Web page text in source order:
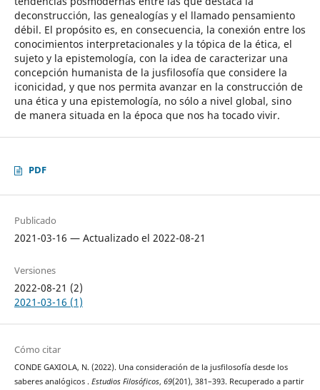
deconstrucción, las genealogías y el llamado pensamiento
débil. El propósito es, en consecuencia, la conexión entre los
conocimientos interpretacionales y la tópica de la ética, el
sujeto y la epistemología, con la idea de caracterizar una
concepción humanista de la jusfilosofía que considere la
iconicidad, y que nos permita avanzar en la construcción de
una ética y una epistemología, no sólo a nivel global, sino
de manera situada en la época que nos ha tocado vivir.
PDF
Publicado
2021-03-16 — Actualizado el 2022-08-21
Versiones
2022-08-21 (2)
2021-03-16 (1)
Cómo citar
CONDE GAXIOLA, N. (2022). Una consideración de la jusfilosofía desde los
saberes analógicos . Estudios Filosóficos, 69(201), 381–393. Recuperado a partir